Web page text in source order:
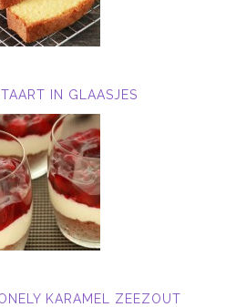
IN GLAASJES
KARAMEL ZEEZOUT